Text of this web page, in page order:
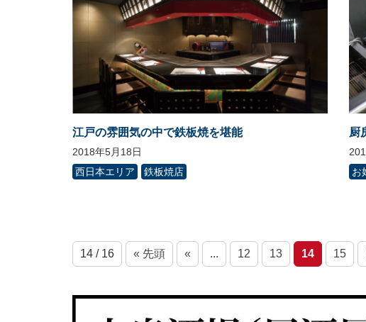
江戸の雰囲気の中で鉄板焼を堪能
2018年5月18日
西日本エリア
鉄板焼店
厨
お
14 / 16 « 先頭 « ... 12 13 14 15